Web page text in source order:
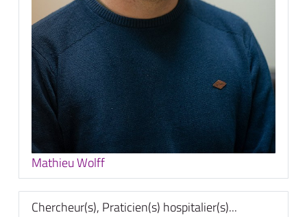
Mathieu Wolff
Chercheur(s), Praticien(s) hospitalier(s)...